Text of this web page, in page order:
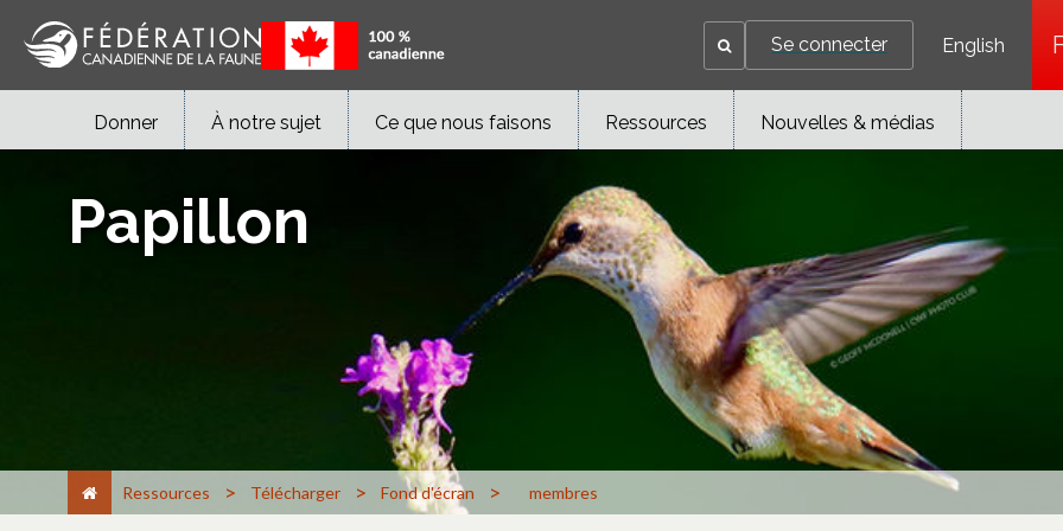
Se connecter English
Donner À notre sujet Ce que nous faisons Ressources Nouvelles & médias
Papillon
Ressources > Télécharger > Fond d'écran > membres